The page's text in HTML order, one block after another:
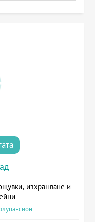
изхранване и